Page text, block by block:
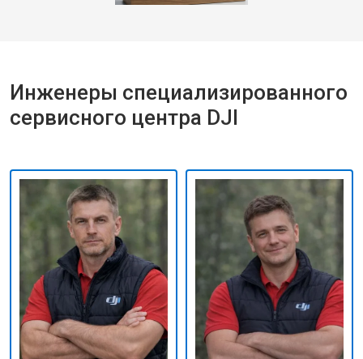
Инженеры специализированного
сервисного центра DJI